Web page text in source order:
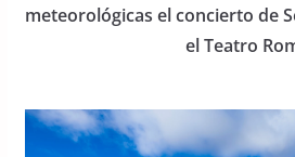
o p
meteorológicas el concierto de
el Teatro